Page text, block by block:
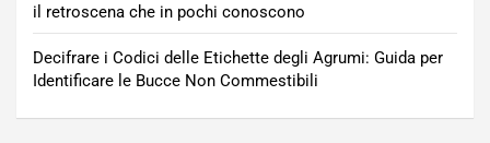
il retroscena che in pochi conoscono
Decifrare i Codici delle Etichette degli Agrumi: Guida per
Identificare le Bucce Non Commestibili